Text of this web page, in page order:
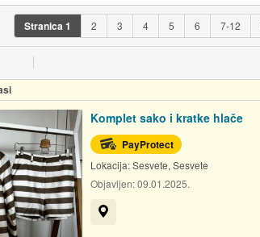
Stranica1 2 3 4 5 6 7-12
Komplet sako i kratke hlače
PayProtect
Lokacija:Sesvete, Sesvete
Objavljen:09.01.2025.